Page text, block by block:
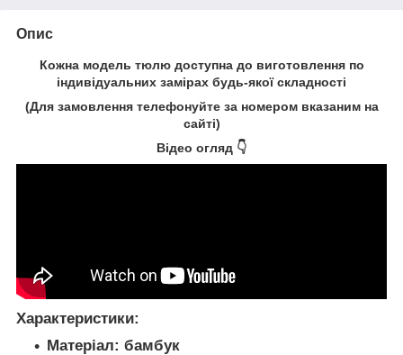
Опис
Кожна модель тюлюдоступна до виготовлення по
індивідуальних замірах будь-якої складності
(Для замовлення телефонуйте за номером вказаним на
сайті)
Відео огляд 👇
Характеристики:
Матеріал: бамбук